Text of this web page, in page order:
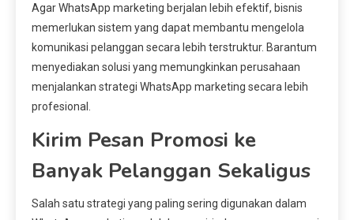
Agar WhatsApp marketing berjalan lebih efektif, bisnis
memerlukan sistem yang dapat membantu mengelola
komunikasi pelanggan secara lebih terstruktur. Barantum
menyediakan solusi yang memungkinkan perusahaan
menjalankan strategi WhatsApp marketing secara lebih
profesional.
Kirim Pesan Promosi ke
Banyak Pelanggan Sekaligus
Salah satu strategi yang paling sering digunakan dalam